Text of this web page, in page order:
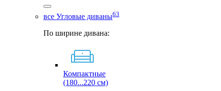
все Угловые диваны63
По ширине дивана:
Компактные
(180...220 см)